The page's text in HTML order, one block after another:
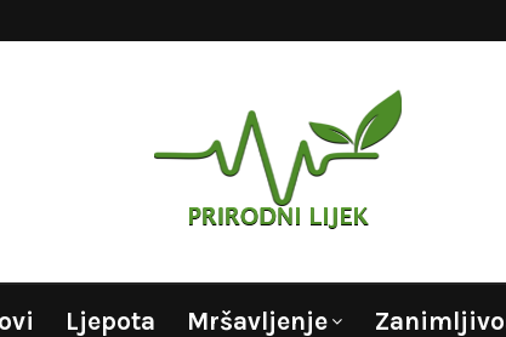
Ljepota Mršavljenje